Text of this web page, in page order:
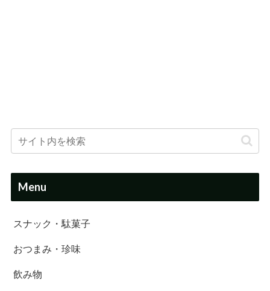
Menu
スナック・駄菓子
おつまみ・珍味
飲み物